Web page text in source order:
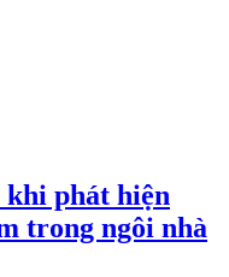
phát hiện
trong ngôi nhà